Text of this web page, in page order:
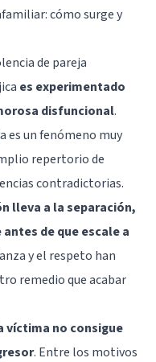
cómo surge y
de pareja
es experimentado
disfuncional.
es un fenómeno muy
repertorio de
contradictorias.
lleva a la separación,
de que escale a
y el respeto han
remedio que acabar
víctima no consigue
. Entre los motivos